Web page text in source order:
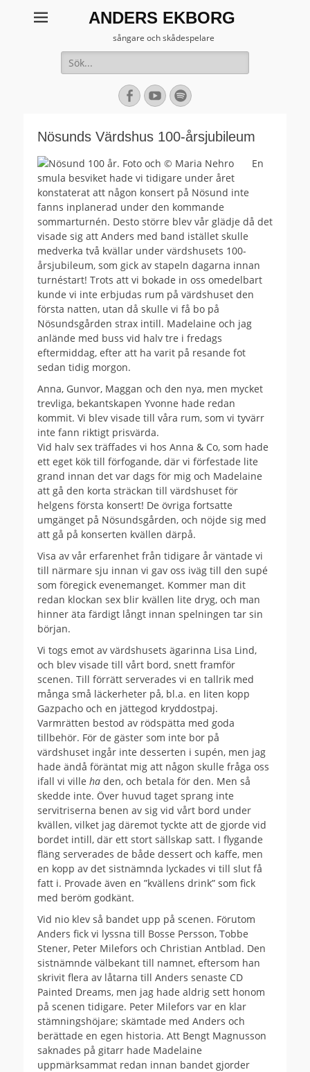
ANDERS EKBORG
sångare och skådespelare
Sök
efter:
Facebook
YouTubeSpotify
Nösunds Värdshus 100-årsjubileum
En
smula besviket hade vi tidigare under året
konstaterat att någon konsert på Nösund inte
fanns inplanerad under den kommande
sommarturnén. Desto större blev vår glädje då det
visade sig att Anders med band istället skulle
medverka två kvällar under värdshusets 100-
årsjubileum, som gick av stapeln dagarna innan
turnéstart! Trots att vi bokade in oss omedelbart
kunde vi inte erbjudas rum på värdshuset den
första natten, utan då skulle vi få bo på
Nösundsgården strax intill. Madelaine och jag
anlände med buss vid halv tre i fredags
eftermiddag, efter att ha varit på resande fot
sedan tidig morgon.
Anna, Gunvor, Maggan och den nya, men mycket
trevliga, bekantskapen Yvonne hade redan
kommit. Vi blev visade till våra rum, som vi tyvärr
inte fann riktigt prisvärda.
Vid halv sex träffades vi hos Anna & Co, som hade
ett eget kök till förfogande, där vi förfestade lite
grand innan det var dags för mig och Madelaine
att gå den korta sträckan till värdshuset för
helgens första konsert! De övriga fortsatte
umgänget på Nösundsgården, och nöjde sig med
att gå på konserten kvällen därpå.
Visa av vår erfarenhet från tidigare år väntade vi
till närmare sju innan vi gav oss iväg till den supé
som föregick evenemanget. Kommer man dit
redan klockan sex blir kvällen lite dryg, och man
hinner äta färdigt långt innan spelningen tar sin
början.
Vi togs emot av värdshusets ägarinna Lisa Lind,
och blev visade till vårt bord, snett framför
scenen. Till förrätt serverades vi en tallrik med
många små läckerheter på, bl.a. en liten kopp
Gazpacho och en jättegod kryddostpaj.
Varmrätten bestod av rödspätta med goda
tillbehör. För de gäster som inte bor på
värdshuset ingår inte desserten i supén, men jag
hade ändå föräntat mig att någon skulle fråga oss
ifall vi ville ha den, och betala för den. Men så
skedde inte. Över huvud taget sprang inte
servitriserna benen av sig vid vårt bord under
kvällen, vilket jag däremot tyckte att de gjorde vid
bordet intill, där ett stort sällskap satt. I flygande
fläng serverades de både dessert och kaffe, men
en kopp av det sistnämnda lyckades vi till slut få
fatt i. Provade även en ”kvällens drink” som fick
med beröm godkänt.
Vid nio klev så bandet upp på scenen. Förutom
Anders fick vi lyssna till Bosse Persson, Tobbe
Stener, Peter Milefors och Christian Antblad. Den
sistnämnde välbekant till namnet, eftersom han
skrivit flera av låtarna till Anders senaste CD
Painted Dreams, men jag hade aldrig sett honom
på scenen tidigare. Peter Milefors var en klar
stämningshöjare; skämtade med Anders och
berättade en egen historia. Att Bengt Magnusson
saknades på gitarr hade Madelaine
uppmärksammat redan innan bandet gjorder